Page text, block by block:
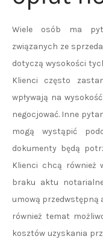
Wiele osób ma
związanych ze
dotyczą wysokości
Klienci często
wpływają na
negocjować. Inne
mogą wystąpić
dokumenty będą
Klienci chcą również
braku aktu
umową przedwstępną
również temat
kosztów uzyskania